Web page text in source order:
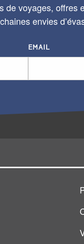
voyages, offres
envies
EMAIL